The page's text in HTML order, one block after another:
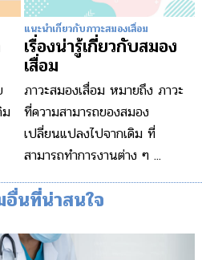
แนะนำเกี่ยวกับภาวะสมองเสื่อม
เรื่องน่ารู้เกี่ยวกับสมอง
เสื่อม
ภาวะสมองเสื่อม หมายถึง ภาวะ
ที่ความสามารถของสมอง
เปลี่ยนแปลงไปจากเดิม ที่
สามารถทำการงานต่าง ๆ ...
นที่น่าสนใจ